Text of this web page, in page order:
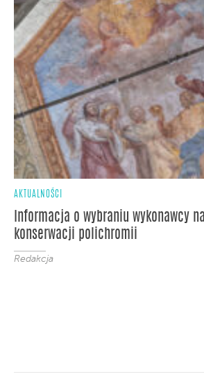
AKTUALNOŚCI
Informacja o wybraniu wykonawcy
konserwacji polichromii
Redakcja